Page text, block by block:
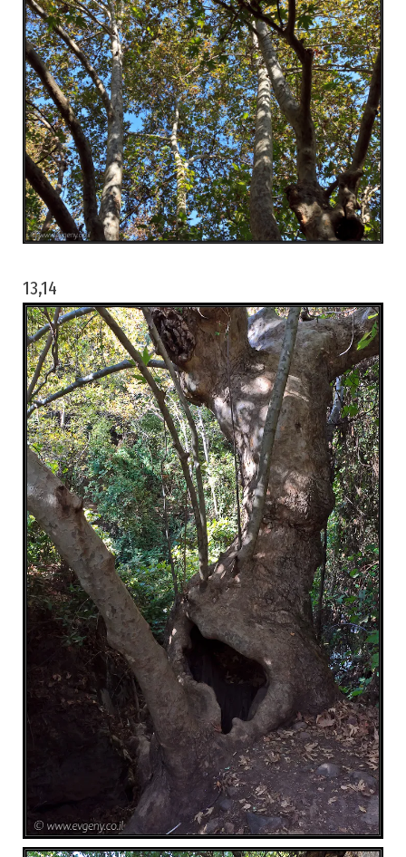
13,14